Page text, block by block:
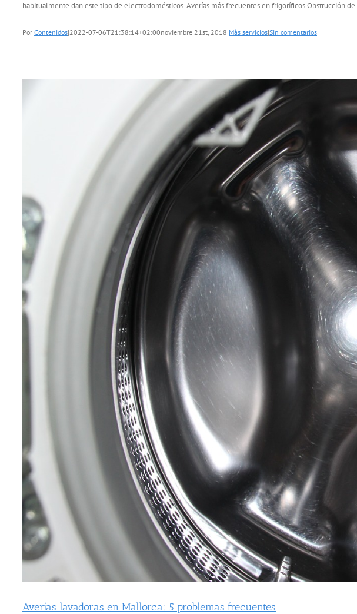
habitualmente dan este tipo de electrodomésticos. Averías más frecuentes en frigoríficos Obstrucción
Por Contenidos|2022-07-06T21:38:14+02:00noviembre 21st, 2018|Más servicios|Sin comentarios
Averías lavadoras en Mallorca: 5 problemas frecuentes